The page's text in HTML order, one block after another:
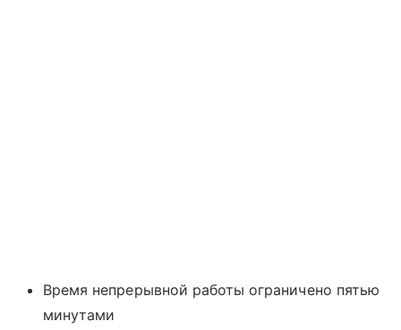
Время непрерывной работы ограничено пятью
минутами